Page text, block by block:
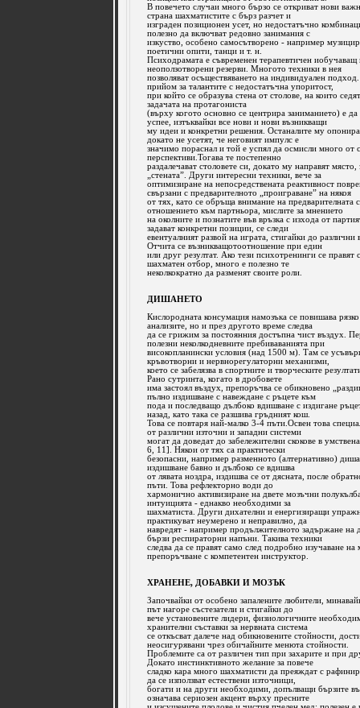
В повечето случаи много бързо се откриват нови
страна шахматистите с бърз разчет и
изграден позиционен усет, но недостатъчно
полезно да включват редовно занимания с
изкуство, особено самосътворено - например
поетични опити, танци и т. н.
Психодрамата е съвременен терапевтичен иобучаващ
неоползотворени резерви. Многото техники в нея
позволяват осъществяването на индивидуален
прийом за талантите с недостатъчна упоритост,
при който се образува стена от столове, на които
задачата на протагониста
(върху когото основно се центрира заниманието) е
успее, изтъквайки все нови и нови възникващи
му идеи и конкретни решения. Останалите му
докато не усетят, че неговият импулс е
значимо пораснал и той е успял да осмисли много от
перспективи.Тогава те постепенно
раздалечават столовете си, докато му направят
„стената”. Други интересни техники, вече за
оптимизиране на непосредствената реактивност
свързани с предварителното „проиграване” на някоя
от тях, като се обръща внимание на предварителната
отношението към партньора, мислите за мнението
на околните и познатите във връзка с изхода от
задават конкретни позиции, се следи
евентуалният развой на играта, стигайки до различни
Отчита се възникващотоотношение при един
или друг резултат. Ако тези психотренинги се правят
шахматен отбор, много е полезно те
неколкократно да разменят своите роли.
ДИШАНЕТО
Кислородната консумация намозъка се повишава
анализите, но и през другото време следва
да се грижим за постоянния достъпна чист въздух.
полезни неколкодневните пребиваванията при
високопланински условия (над 1500 м). Там се
кръвотворни и нервнорегулаторни механизми,
което се забелязва в спортните и творческите
Рано сутринта, когато в дробовете
има застоял въздух, препоръчва се обикновено
пълно издишване с навеждане с ръцете към
пода и последващо дълбоко вдишване с издигане
назад, като така се разшива гръдният кош.
Това се повтаря най-малко 3-4 пъти.Освен това
от различни източни и западни системи
могат да доведат до забележителни скокове в
6, 11]. Някои от тях са практически
безопасни, например разменното (алтернативно)
издишване бавно и дълбоко се вдишва
от лявата ноздра, издишва се от дясната, после
пъти. Това рефлекторно води до
хармонично активизиране на двете мозъчни
интуицията - еднакво необходими за
шахматиста. Други дихателни и енергизиращи
практикуват неумерено и неправилно, да
навредят - например продължителното задържане на
бързи респираторни напъни. Такива техники
следва да се правят само след подробно изучаване на
препоръчване с компетентен инструктор.
ХРАНЕНЕ, ДОБАВКИ И МОЗЪК
Започвайки от особено запалените любители,
път нагоре състезатели и стигайки до
вече установените лидери, физиологичните
хранителни съставки за нервната система
се откъсват далече над обикновените стойности,
неосигурявани чрез обичайните менюта стойности.
Проблемите са от различен тип при захарите и при
Докато инстинктивното желание за повече
сладко кара много шахматисти да преяждат с
да се използват естествени източници,
богати и на други необходими, допълващи бързите
означава сериозен акцент върху пресните